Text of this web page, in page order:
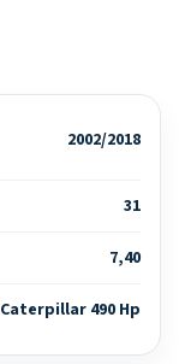
2002/2018
31
7,40
490 Hp